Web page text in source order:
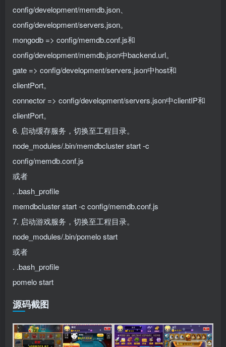
config/development/memdb.json、
config/development/servers.json。
mongodb => config/memdb.conf.js和
config/development/memdb.json中backend.url。
gate => config/development/servers.json中host和
clientPort。
connector => config/development/servers.json中clientIP和
clientPort。
6. 启动缓存服务，切换至工程目录。
node_modules/.bin/memdbcluster start -c
config/memdb.conf.js
或者
. .bash_profile
memdbcluster start -c config/memdb.conf.js
7. 启动游戏服务，切换至工程目录。
node_modules/.bin/pomelo start
或者
. .bash_profile
pomelo start
源码截图